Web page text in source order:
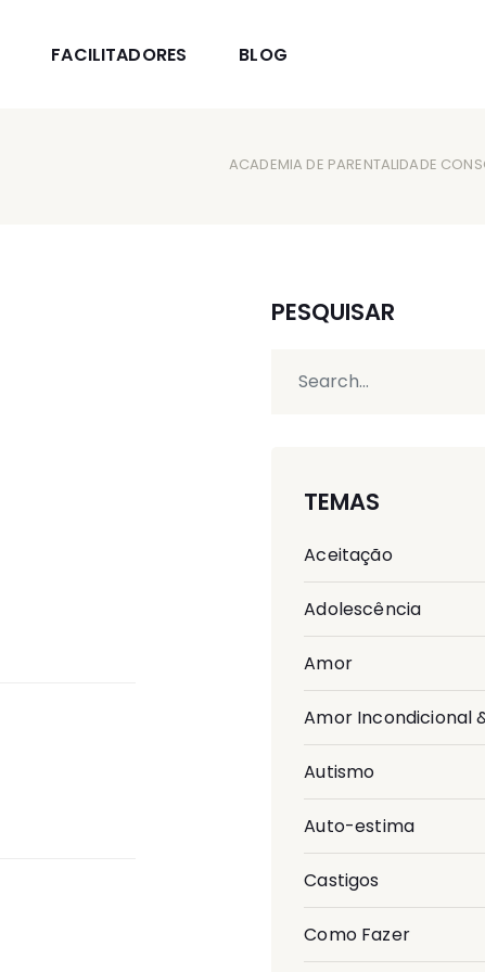
FACILITADORES BLOG
ACADEMIA DE PARENTALIDADE
PESQUISAR
TEMAS
Aceitação
Adolescência
Amor
Amor Incondicional
Autismo
Auto-estima
Castigos
Como Fazer